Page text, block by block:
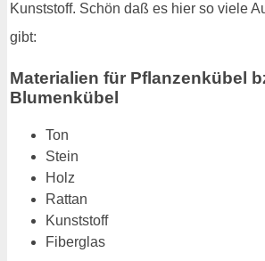
Kunststoff. Schön daß es hier so viele
gibt:
Materialien für Pflanzenkübel
Blumenkübel
Ton
Stein
Holz
Rattan
Kunststoff
Fiberglas